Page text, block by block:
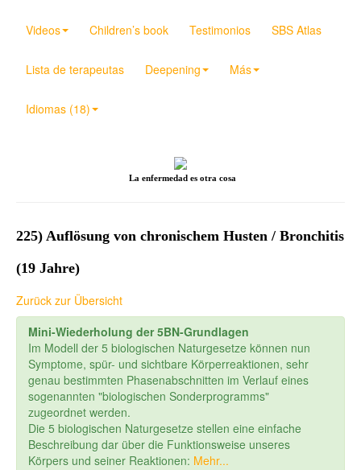
Videos Children’s book Testimonios SBS Atlas
Lista de terapeutas Deepening Más
Idiomas (18)
La enfermedad es otra cosa
225) Auflösung von chronischem Husten / Bronchitis
(19 Jahre)
Zurück zur Übersicht
Mini-Wiederholung der 5BN-Grundlagen
Im Modell der 5 biologischen Naturgesetze können nun
Symptome, spür- und sichtbare Körperreaktionen, sehr
genau bestimmten Phasenabschnitten im Verlauf eines
sogenannten "biologischen Sonderprogramms"
zugeordnet werden.
Die 5 biologischen Naturgesetze stellen eine einfache
Beschreibung dar über die Funktionsweise unseres
Körpers und seiner Reaktionen: Mehr...